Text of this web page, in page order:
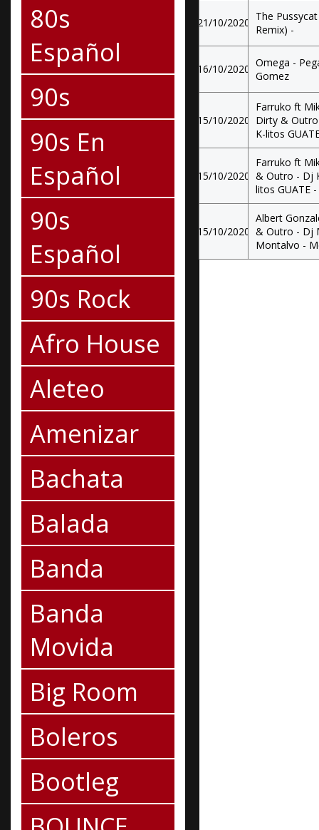
80s
Español
90s
90s En
Español
90s
Español
90s Rock
Afro House
Aleteo
Amenizar
Bachata
Balada
Banda
Banda
Movida
Big Room
Boleros
Bootleg
21/10/2020
The
Remix) -
16/10/2020 Omega -
Gomez
15/10/2020
Farruko ft
Dirty &
K-litos
15/10/2020
Farruko ft
& Outro - Dj
litos GUATE
15/10/2020
Albert
& Outro - Dj
Montalvo -